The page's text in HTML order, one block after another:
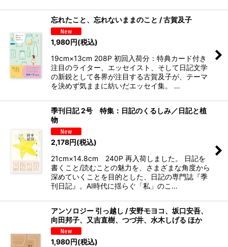
忘れたこと、忘れないままのこと / 古賀及子
1,980円(税込)
19cm×13cm 208P 初回入荷分：特典カード付き
注目のライター、エッセイスト、そして日記文学
の新鋭として各界が注目する古賀及子が、テーマ
を決めず気ままに紡いだエッセイ集。 …
季刊日記 2号 特集：日記のくるしみ／日記と植
物
2,178円(税込)
21cm×14.8cm 240P 再入荷しました。 日記を
書くこと/読むことの魅力を、さまざまな角度から
深めていくことを目的とした、日記の専門誌『季
刊日記』。AI時代に揺らぐ「私」のこ…
アンソロジー 引っ越し / 安野モヨコ、坂口安吾、
向田邦子、又吉直樹、つづ井、水木しげる ほか
1,980円(税込)